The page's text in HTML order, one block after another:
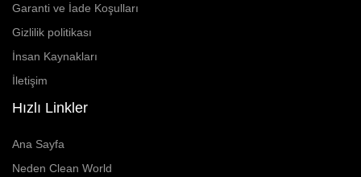
Garanti ve İade Koşulları
Gizlilik politikası
İnsan Kaynakları
İletişim
Hızlı Linkler
Ana Sayfa
Neden Clean World